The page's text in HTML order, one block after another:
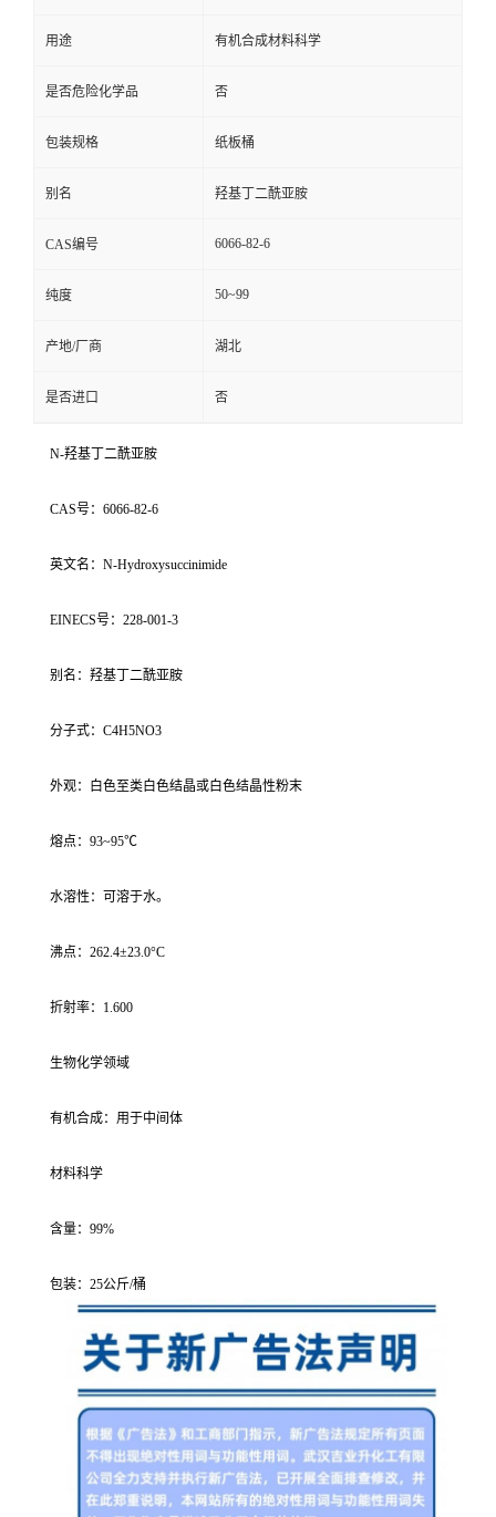
用途 有机合成材料科学
是否危险化学品 否
包装规格 纸板桶
别名 羟基丁二酰亚胺
CAS编号 6066-82-6
纯度 50~99
产地/厂商 湖北
是否进口 否
N-羟基丁二酰亚胺
CAS号：6066-82-6
英文名：N-Hydroxysuccinimide
EINECS号：228-001-3
别名：羟基丁二酰亚胺
分子式：C4H5NO3
外观：白色至类白色结晶或白色结晶性粉末
熔点：93~95℃
水溶性：可溶于水。
沸点：262.4±23.0°C
折射率：1.600
生物化学领域
有机合成：用于中间体
材料科学
含量：99%
包装：25公斤/桶